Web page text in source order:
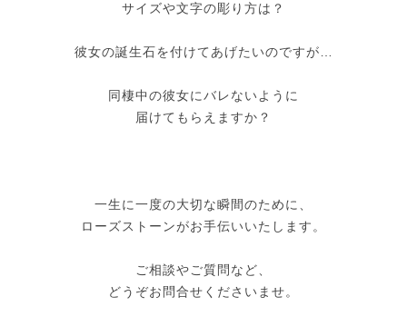
サイズや文字の彫り方は？
彼女の誕生石を付けてあげたいのですが…
同棲中の彼女にバレないように
届けてもらえますか？
一生に一度の大切な瞬間のために、
ローズストーンがお手伝いいたします。
ご相談やご質問など、
どうぞお問合せくださいませ。